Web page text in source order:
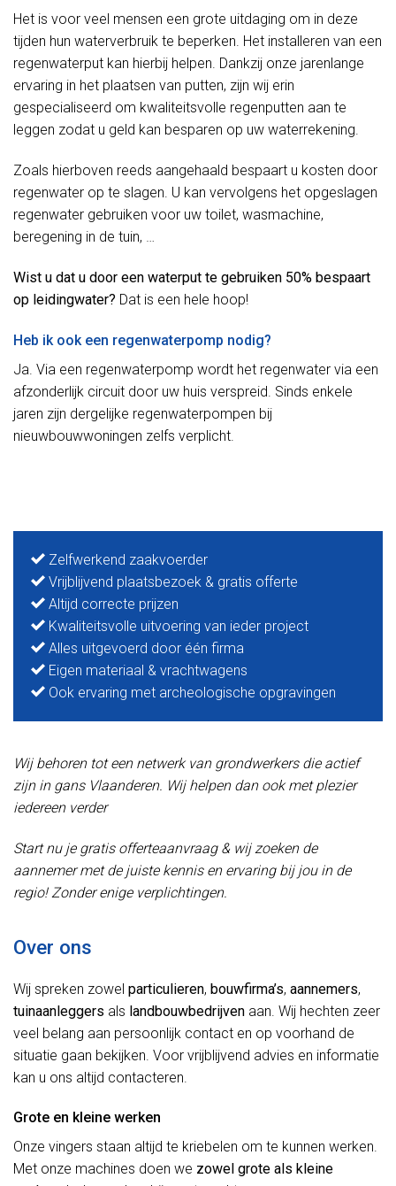
Het is voor veel mensen een grote uitdaging om in deze
tijden hun waterverbruik te beperken. Het installeren van een
regenwaterput kan hierbij helpen. Dankzij onze jarenlange
ervaring in het plaatsen van putten, zijn wij erin
gespecialiseerd om kwaliteitsvolle regenputten aan te
leggen zodat u geld kan besparen op uw waterrekening.
Zoals hierboven reeds aangehaald bespaart u kosten door
regenwater op te slagen. U kan vervolgens het opgeslagen
regenwater gebruiken voor uw toilet, wasmachine,
beregening in de tuin, …
Wist u dat u door een waterput te gebruiken 50% bespaart
op leidingwater? Dat is een hele hoop!
Heb ik ook een regenwaterpomp nodig?
Ja. Via een regenwaterpomp wordt het regenwater via een
afzonderlijk circuit door uw huis verspreid. Sinds enkele
jaren zijn dergelijke regenwaterpompen bij
nieuwbouwwoningen zelfs verplicht.
Zelfwerkend zaakvoerder
Vrijblijvend plaatsbezoek & gratis offerte
Altijd correcte prijzen
Kwaliteitsvolle uitvoering van ieder project
Alles uitgevoerd door één firma
Eigen materiaal & vrachtwagens
Ook ervaring met archeologische opgravingen
Wij behoren tot een netwerk van grondwerkers die actief
zijn in gans Vlaanderen. Wij helpen dan ook met plezier
iedereen verder
Start nu je gratis offerteaanvraag & wij zoeken de
aannemer met de juiste kennis en ervaring bij jou in de
regio! Zonder enige verplichtingen.
Over ons
Wij spreken zowel particulieren, bouwfirma’s, aannemers,
tuinaanleggers als landbouwbedrijven aan. Wij hechten zeer
veel belang aan persoonlijk contact en op voorhand de
situatie gaan bekijken. Voor vrijblijvend advies en informatie
kan u ons altijd contacteren.
Grote en kleine werken
Onze vingers staan altijd te kriebelen om te kunnen werken.
Met onze machines doen we zowel grote als kleine